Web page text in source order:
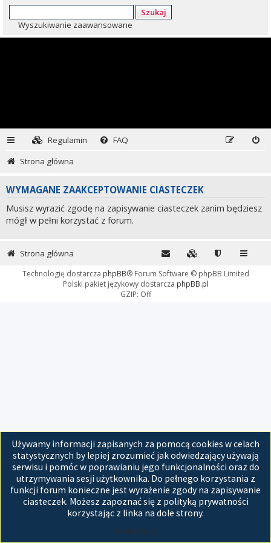
Szukaj
Wyszukiwanie zaawansowane
Regulamin
FAQ
Strona główna
WYMAGANE ZAAKCEPTOWANIE CIASTECZEK
Musisz wyrazić zgodę na zapisywanie ciasteczek zanim będziesz
mógł w pełni korzystać z forum.
Używamy informacji zapisanych za pomocą cookies w celach
statystycznych by lepiej zrozumieć jak odwiedzający używają
serwisu i pomóc w poprawianiu jego funkcjonalności oraz do
utrzymywania sesji użytkownika. Do pełnego korzystania z
funkcji forum konieczne jest wyrażenie zgody na zapisywanie
ciasteczek. Możesz zapoznać się z polityką prywatności
korzystając z linka na dole strony.
Akceptuję
Strona główna
Technologię dostarcza phpBB® Forum Software © phpBB Limited
Polski pakiet językowy dostarcza phpBB.pl
GZIP: Off